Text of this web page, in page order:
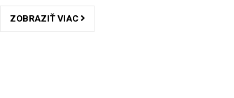
ZOBRAZIŤ VIAC